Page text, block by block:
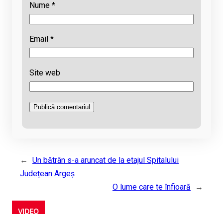
Nume *
Email *
Site web
←
Un bătrân s-a aruncat de la etajul Spitalului
Județean Argeș
O lume care te înfioară
→
VIDEO